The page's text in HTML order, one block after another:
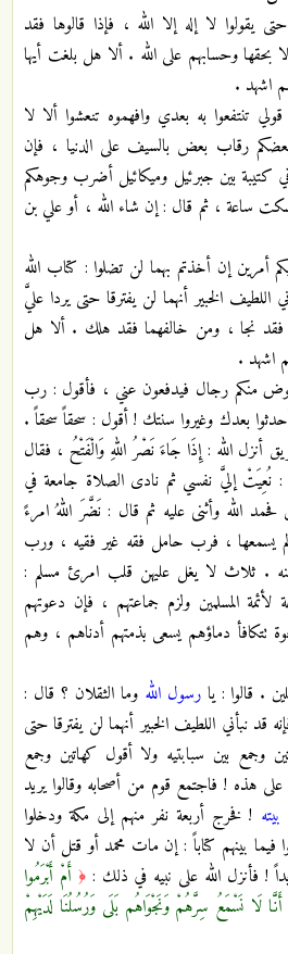
لا إله إلا الله ، فإذا قالوها فقد
بحقها وحسابهم على الله . ألا هل بلغت أيها
اشهد .
تنتفعوا به بعدي وافهموه تنعشوا ألا لا
رقاب بعض بالسيف على الدنيا ، فإن
كتيبة بين جبرئيل وميكائيل أضرب وجوهكم
ساعة ، ثم قال : إن شاء الله ، أو علي بن
أمرين إن أخذتم بهما لن تضلوا : كتاب الله
اللطيف الخبير أنهما لن يفترقا حتى يردا عليَّ
نجا ، ومن خالفهما فقد هلك . ألا هل
اشهد .
منكم رجال فيدفعون عني ، فأقول : رب
بعدك وغيروا سنتك ! أقول : سحقاً سحقاً .
أنزل الله : إِذَا جَاءَ نَصْرُ اللهِ وَالْفَتْحُ ، فقال
: نُعِيَتْ إليَّ نفسي ثم نادى الصلاة جامعة في
الله وأثنى عليه ثم قال : نَضَّرَ اللهُ امرءً
لم يسمعها ، فرب حامل فقه غير فقيه ، ورب
. ثلاث لا يغل عليهن قلب امرئ مسلم :
المسلمين ولزم جماعتهم ، فإن دعوتهم
تتكافأ دماؤهم يسعى بذمتهم أدناهم ، وهم
. قالوا : يارسول اللهوما الثقلان ؟ قال :
قد نبأني اللطيف الخبير أنهما لن يفترقا حتى
وجمع بين سبابتيه ولا أقول كهاتين وجمع
هذه ! فاجتمع قوم من أصحابه وقالوا يريد
! فخرج أربعة نفر منهم إلى مكة ودخلوا
فيما بينهم كتاباً : إن مات محمد أو قتل أن لا
! فأنزل الله على نبيه في ذلك :﴿ أَمْ أَبْرَمُوا
لَا نَسْمَعُ سِرَّهُمْ وَنَجْوَاهُم بَلَى وَرُسُلُنَا لَدَيْهِمْ